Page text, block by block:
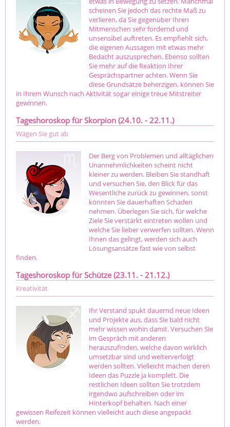
scheinen Sie jedoch das rechte Maß zu
verlieren, da Sie gegenüber Ihren
Mitmenschen sehr fordernd und
unsensibel auftreten. Es empfiehlt sich,
die eigenen Aussagen mit etwas mehr
Bedacht auszusprechen. Ebenso sollten
Sie mehr auf die Reaktion Ihrer
Gesprächspartner achten. Wenn Sie
diese Grundsätze beherzigen, können Sie
in Ihrem Wunsch nach Aktivität sogar einige treue Mitstreiter
gewinnen.
Tageshoroskop für Skorpion (24.10. - 22.11.)
Wägen Sie gut ab
Der Berg von Problemen und alltäglichen
Unannehmlichkeiten scheint nicht
kleiner zu werden. Bleiben Sie standhaft
und versuchen Sie, den Blick für das
Wesentliche zurück zu gewinnen, sonst
könnten Sie dauerhaften Schaden
nehmen. Überlegen Sie sich, für welche
Ziele Sie verstärkt eintreten wollen und
welche Sie lieber verwerfen sollten. Wenn
Ihnen das gelingt, werden sich auch
Lösungsansätze fast wie von selbst
finden.
Tageshoroskop für Schütze (23.11. - 21.12.)
Kreativität
Ihr Verstand spukt dauernd neue Ideen
und Projekte aus, dass Sie bald nicht
mehr wissen wohin damit. Versuchen Sie
im Gespräch mit anderen
herauszufinden, welche davon wirklich
umsetzbar sind und weiterverfolgt
werden sollten. Vielleicht machen deren
Ideen das Puzzle ja komplett. Die
restlichen Ideen sollten Sie trotzdem
irgendwo aufschreiben oder im
Hinterkopf behalten. Nach einer
gewissen Reifezeit können vielleicht auch diese angepackt
werden.